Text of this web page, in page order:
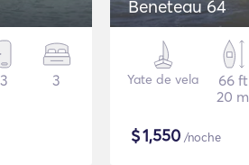
3 3
Beneteau 64
Yate de vela
66 ft
20 m
$1,550 /noche